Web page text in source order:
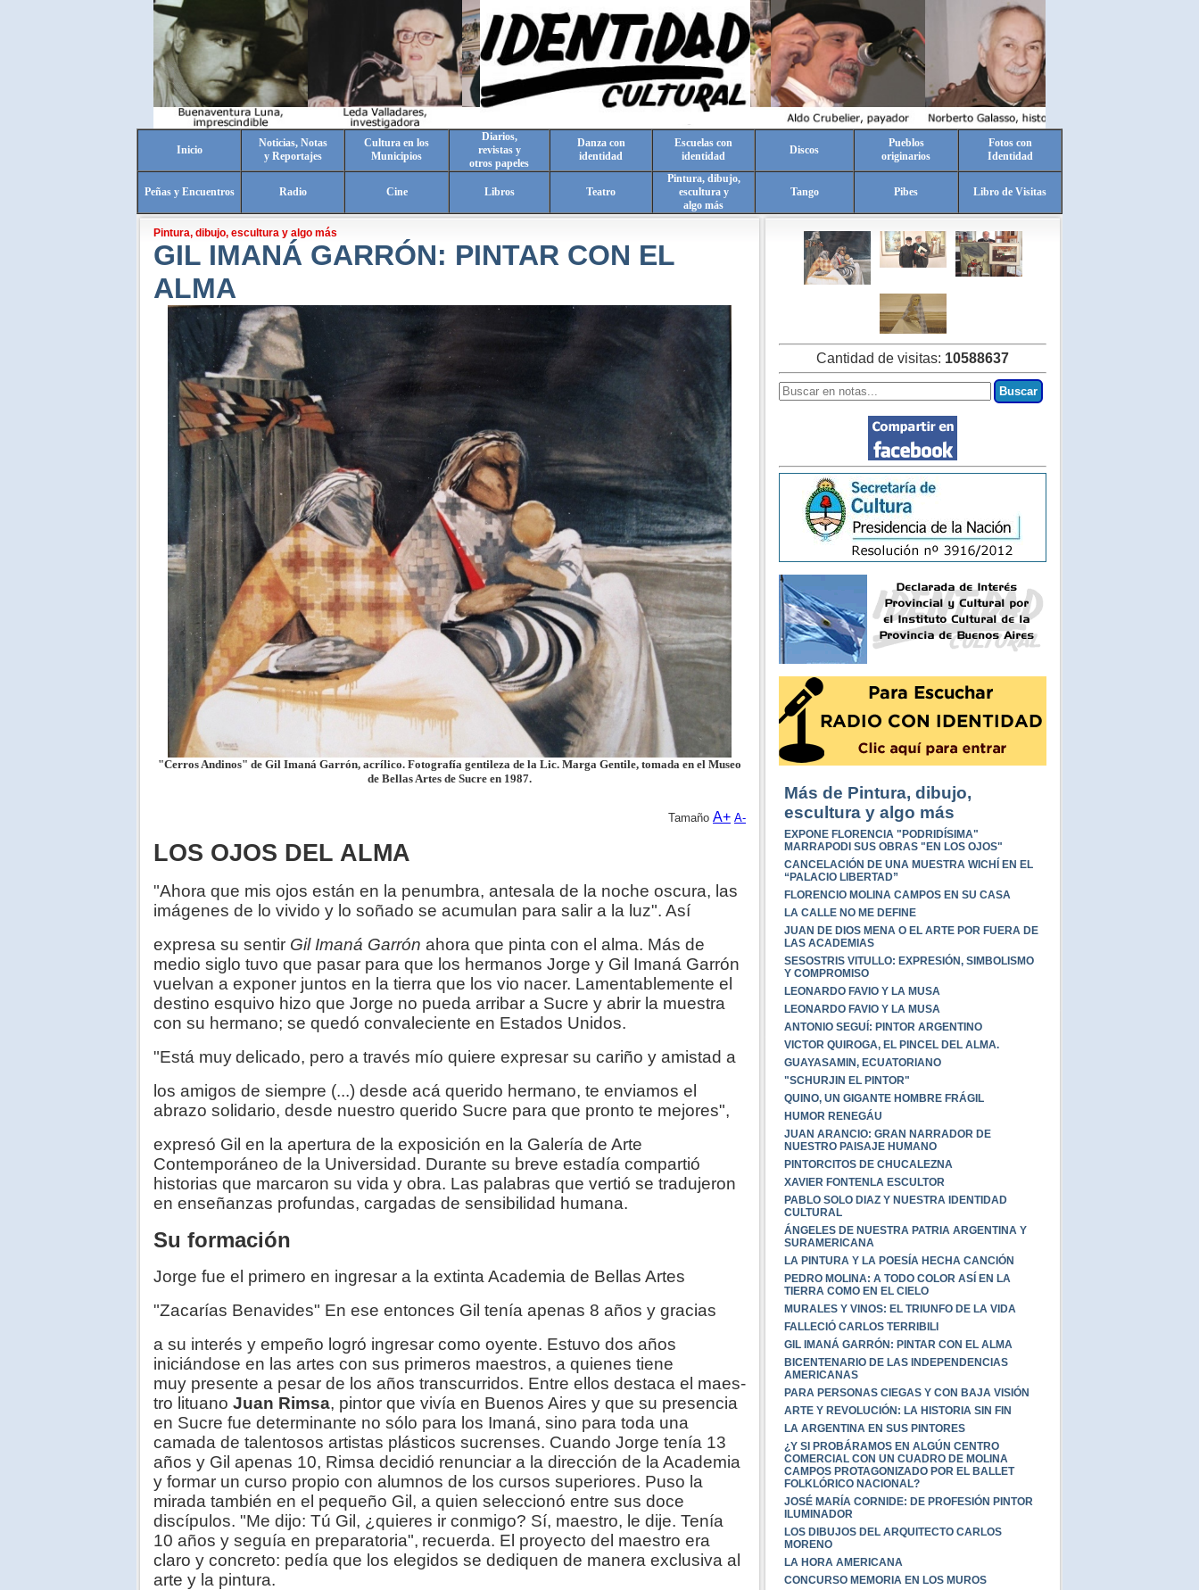
Inicio
Noticias, Notas
y Reportajes
Cultura en los
Municipios
Diarios,
revistas y
otros papeles
Danza con
identidad
Escuelas con
identidad
Discos
Pueblos
originarios
Fotos con
Identidad
Peñas y Encuentros Radio Cine Libros Teatro
Pintura, dibujo,
escultura y
algo más
Tango Pibes Libro de Visitas
Pintura, dibujo, escultura y algo más
GIL IMANÁ GARRÓN: PINTAR CON EL
ALMA
"Cerros Andinos" de Gil Imaná Garrón, acrílico. Fotografía gentileza de la Lic. Marga Gentile, tomada en el Museo
de Bellas Artes de Sucre en 1987.
Tamaño A+ A-
LOS OJOS DEL ALMA
"Ahora que mis ojos están en la penumbra, antesala de la noche oscura, las
imágenes de lo vivido y lo soñado se acumulan para salir a la luz". Así
expresa su sentir Gil Imaná Garrón ahora que pinta con el alma. Más de
medio siglo tuvo que pasar para que los hermanos Jorge y Gil Imaná Garrón
vuelvan a exponer juntos en la tierra que los vio nacer. Lamentablemente el
destino esquivo hizo que Jorge no pueda arribar a Sucre y abrir la muestra
con su hermano; se quedó convaleciente en Estados Unidos.
"Está muydelicado, pero a través mío quiere expresar su cariño y amistad a
los amigos de siempre (...) desde acá querido hermano, te enviamos el
abrazo solidario, desde nuestro querido Sucre para que pronto te mejores",
expresó Gil en la apertura de la exposición en la Galería de Arte
Contemporáneo de la Universidad. Durante su breve estadía compartió
historias que marcaron su vida y obra. Las palabras que vertió se tradujeron
en enseñanzas profundas, cargadas de sensibilidad humana.
Su formación
Jorge fue el primero en ingresar a la extinta Academia de Bellas Artes
"Zacarías Benavides" En ese entonces Gil tenía apenas 8 años y gracias
a su interés y empeño logró ingresar como oyente. Estuvo dos años
iniciándose en las artes con sus primeros maestros, a quienes tiene
muy presente a pesar de los años transcurridos. Entre ellos destaca el maes-
tro lituano Juan Rimsa, pintor que vivía en Buenos Aires y que su presencia
en Sucre fue determinante no sólo para los Imaná, sino para toda una
camada de talentosos artistas plásticos sucrenses. Cuando Jorge tenía 13
años y Gil apenas 10, Rimsa decidió renunciar a la dirección de la Academia
y formar un curso propio con alumnos de los cursos superiores. Puso la
mirada también en el pequeño Gil, a quien seleccionó entre sus doce
discípulos. "Me dijo: Tú Gil, ¿quieres ir conmigo? Sí, maestro, le dije. Tenía
10 años y seguía en preparatoria", recuerda. El proyecto del maestro era
claro y concreto: pedía que los elegidos se dediquen de manera exclusiva al
arte y la pintura.
Cantidad de visitas: 10588637
Más de Pintura, dibujo,
escultura y algo más
EXPONE FLORENCIA "PODRIDÍSIMA"
MARRAPODI SUS OBRAS "EN LOS OJOS"
CANCELACIÓN DE UNA MUESTRA WICHÍ EN EL
“PALACIO LIBERTAD”
FLORENCIO MOLINA CAMPOS EN SU CASA
LA CALLE NO ME DEFINE
JUAN DE DIOS MENA O EL ARTE POR FUERA DE
LAS ACADEMIAS
SESOSTRIS VITULLO: EXPRESIÓN, SIMBOLISMO
Y COMPROMISO
LEONARDO FAVIO Y LA MUSA
LEONARDO FAVIO Y LA MUSA
ANTONIO SEGUÍ: PINTOR ARGENTINO
VICTOR QUIROGA, EL PINCEL DEL ALMA.
GUAYASAMIN, ECUATORIANO
"SCHURJIN EL PINTOR"
QUINO, UN GIGANTE HOMBRE FRÁGIL
HUMOR RENEGÁU
JUAN ARANCIO: GRAN NARRADOR DE
NUESTRO PAISAJE HUMANO
PINTORCITOS DE CHUCALEZNA
XAVIER FONTENLA ESCULTOR
PABLO SOLO DIAZ Y NUESTRA IDENTIDAD
CULTURAL
ÁNGELES DE NUESTRA PATRIA ARGENTINA Y
SURAMERICANA
LA PINTURA Y LA POESÍA HECHA CANCIÓN
PEDRO MOLINA: A TODO COLOR ASÍ EN LA
TIERRA COMO EN EL CIELO
MURALES Y VINOS: EL TRIUNFO DE LA VIDA
FALLECIÓ CARLOS TERRIBILI
GIL IMANÁ GARRÓN: PINTAR CON EL ALMA
BICENTENARIO DE LAS INDEPENDENCIAS
AMERICANAS
PARA PERSONAS CIEGAS Y CON BAJA VISIÓN
ARTE Y REVOLUCIÓN: LA HISTORIA SIN FIN
LA ARGENTINA EN SUS PINTORES
¿Y SI PROBÁRAMOS EN ALGÚN CENTRO
COMERCIAL CON UN CUADRO DE MOLINA
CAMPOS PROTAGONIZADO POR EL BALLET
FOLKLÓRICO NACIONAL?
JOSÉ MARÍA CORNIDE: DE PROFESIÓN PINTOR
ILUMINADOR
LOS DIBUJOS DEL ARQUITECTO CARLOS
MORENO
LA HORA AMERICANA
CONCURSO MEMORIA EN LOS MUROS